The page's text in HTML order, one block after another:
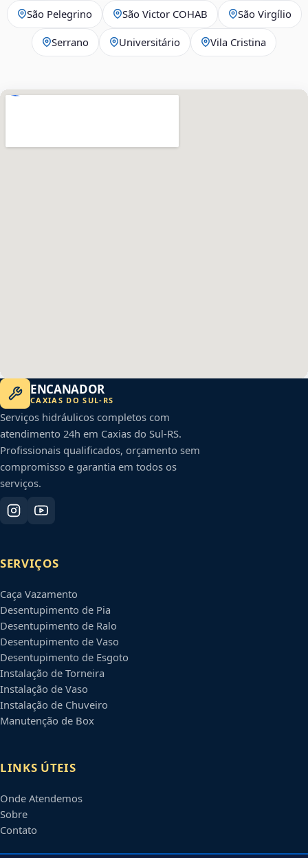
São Pelegrino São Victor COHAB São Virgílio
Serrano Universitário Vila Cristina
ENCANADOR
CAXIAS DO SUL- RS
Serviços hidráulicos completos com
atendimento 24h em Caxias do Sul-RS.
Profissionais qualificados, orçamento sem
compromisso e garantia em todos os
serviços.
SERVIÇOS
Caça Vazamento
Desentupimento de Pia
Desentupimento de Ralo
Desentupimento de Vaso
Desentupimento de Esgoto
Instalação de Torneira
Instalação de Vaso
Instalação de Chuveiro
Manutenção de Box
LINKS ÚTEIS
Onde Atendemos
Sobre
Contato